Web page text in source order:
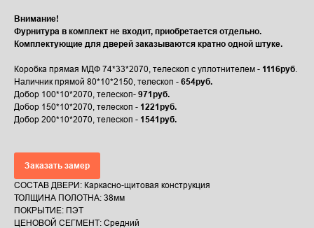
Внимание!
Фурнитура в комплект не входит, приобретается отдельно.
Комплектующие для дверей заказываются кратно одной штуке.
Коробка прямая МДФ 74*33*2070, телескоп с уплотнителем - 1116руб.
Наличник прямой 80*10*2150, телескоп - 654руб.
Добор 100*10*2070, телескоп- 971руб.
Добор 150*10*2070, телескоп - 1221руб.
Добор 200*10*2070, телескоп - 1541руб.
Заказать замер
СОСТАВ ДВЕРИ: Каркасно-щитовая конструкция
ТОЛЩИНА ПОЛОТНА: 38мм
ПОКРЫТИЕ: ПЭТ
ЦЕНОВОЙ СЕГМЕНТ: Средний